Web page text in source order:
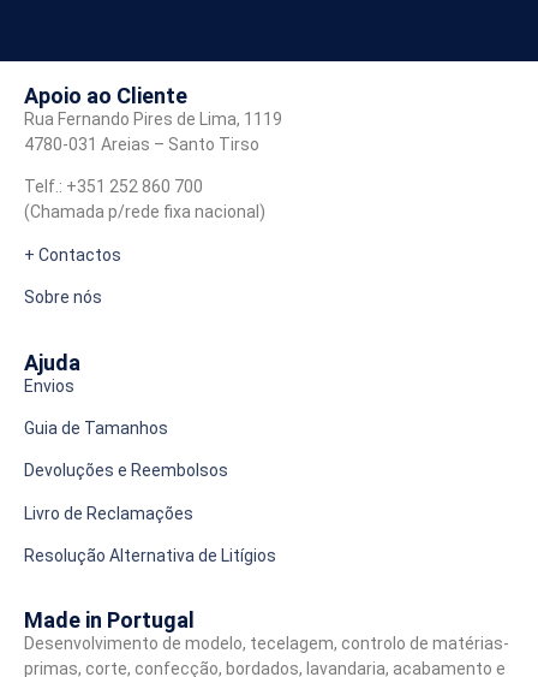
Apoio ao Cliente
Rua Fernando Pires de Lima, 1119
4780-031 Areias – Santo Tirso
Telf.: +351 252 860 700
(Chamada p/rede fixa nacional)
+ Contactos
Sobre nós
Ajuda
Envios
Guia de Tamanhos
Devoluções e Reembolsos
Livro de Reclamações
Resolução Alternativa de Litígios
Made in Portugal
Desenvolvimento de modelo, tecelagem, controlo de matérias-
primas, corte, confecção, bordados, lavandaria, acabamento e